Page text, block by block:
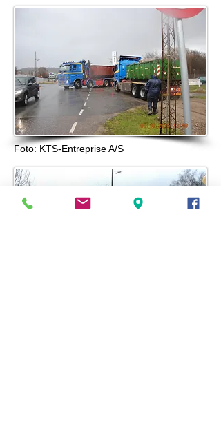
Foto: KTS-Entreprise A/S